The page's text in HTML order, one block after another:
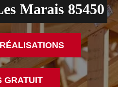
Marais 85450
GRATUIT